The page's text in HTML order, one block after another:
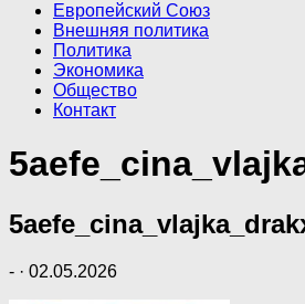
Европейский Союз
Внешняя политика
Политика
Экономика
Общество
Контакт
- · 02.05.2026